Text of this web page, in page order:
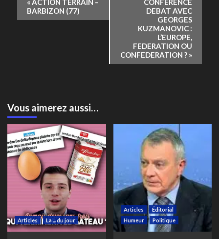
Évènement
«ACTION TERRAIN –
BARBIZON (77)
CONFERENCE
DEBAT AVEC
GEORGES
KUZMANOVIC :
L’EUROPE,
FEDERATION OU
CONFEDERATION ? »
Vous aimerez aussi…
Articles La ... du jour
Articles
Éditorial
Humeur
Politique